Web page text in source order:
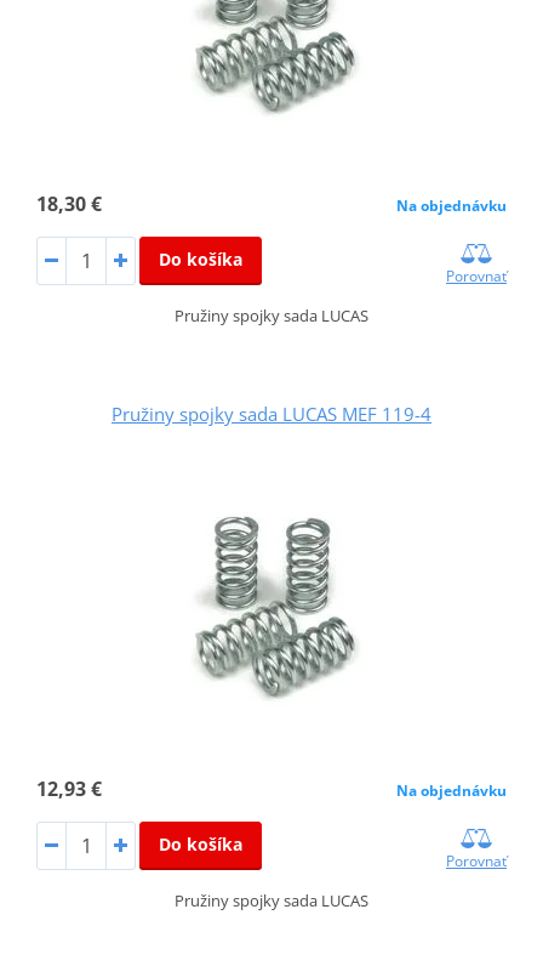
18,30 € Na objednávku
Do košíka
Porovnať
Pružiny spojky sada LUCAS
Pružiny spojky sada LUCAS MEF 119-4
12,93 € Na objednávku
Do košíka
Porovnať
Pružiny spojky sada LUCAS